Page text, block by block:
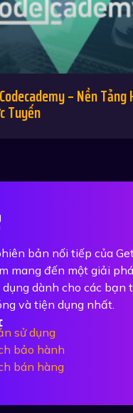
– Nền Tảng
Tuyến
bản nối tiếp của
mang đến một giải
dành cho các bạn
và tiện dụng nhất.
sử dụng
bảo hành
bán hàng